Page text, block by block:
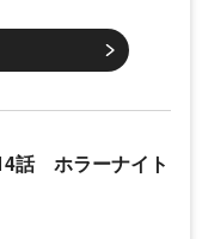
話 ホラーナイト